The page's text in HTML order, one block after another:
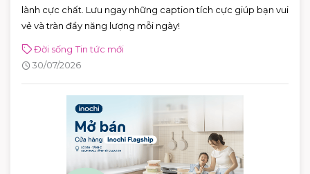
lành cực chất. Lưu ngay những caption tích cực giúp bạn vui
vẻ và tràn đầy năng lượng mỗi ngày!
Đời sống Tin tức mới
30/07/2026